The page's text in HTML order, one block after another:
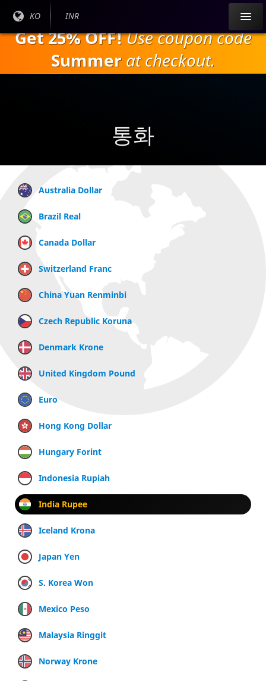
내
으
현재
:
KO
현재
INR
Get 25% OFF!Use coupon code
Summer at checkout.
통화
Australia Dollar
Brazil Real
Canada Dollar
Switzerland Franc
China Yuan Renminbi
Czech Republic Koruna
Denmark Krone
United Kingdom Pound
Euro
Hong Kong Dollar
Hungary Forint
Indonesia Rupiah
India Rupee
Iceland Krona
Japan Yen
S. Korea Won
Mexico Peso
Malaysia Ringgit
Norway Krone